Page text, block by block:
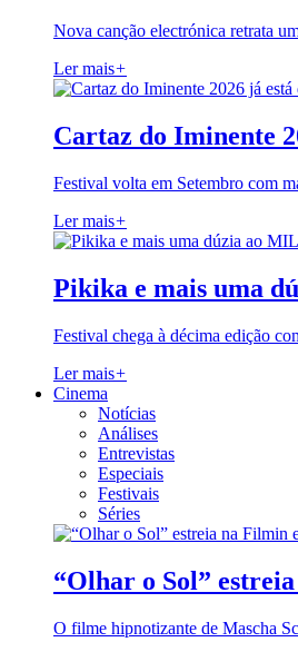
Nova canção electrónica retrata
Ler mais+
Cartaz do Iminente
Festival volta em Setembro com
Ler mais+
Pikika e mais uma
Festival chega à décima edição
Ler mais+
Cinema
Notícias
Análises
Entrevistas
Especiais
Festivais
Séries
“Olhar o Sol”
O filme hipnotizante de Mascha